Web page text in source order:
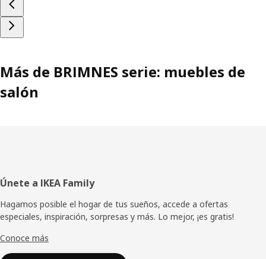
Más de BRIMNES serie: muebles de
salón
Pie
de
página
Únete a IKEA Family
Hagamos posible el hogar de tus sueños, accede a ofertas
especiales, inspiración, sorpresas y más. Lo mejor, ¡es gratis!
Conoce más